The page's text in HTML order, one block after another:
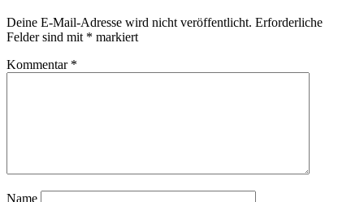
Deine E-Mail-Adresse wird nicht veröffentlicht. Erforderliche
Felder sind mit * markiert
Kommentar *
Name